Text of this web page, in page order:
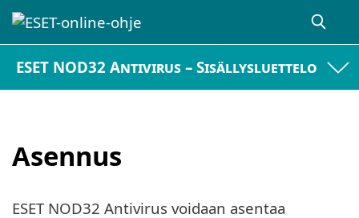
ESET NOD32 Antivirus – Sisällysluettelo
Asennus
ESET NOD32 Antivirus voidaan asentaa